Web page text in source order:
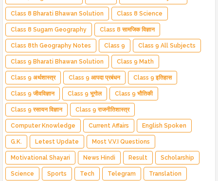
Class 8 Bharati Bhawan Solution Class 8 Science
Class 8 Sugam Geography Class 8 सामजिक विज्ञान
Class 8th Geography Notes Class 9 Class 9 All Subjects
Class 9 Bharati Bhawan Solution Class 9 Math
Class 9 अर्थशास्त्र Class 9 आपदा प्रबंधन Class 9 इतिहास
Class 9 जीवविज्ञान Class 9 भूगोल Class 9 भौतिकी
Class 9 रसायन विज्ञान Class 9 राजनीतिशास्त्र
Computer Knowledge Current Affairs English Spoken
G.K. Letest Update Most V.V.I Questions
Motivational Shayari News Hindi Result Scholarship
Science Sports Tech Telegram Translation